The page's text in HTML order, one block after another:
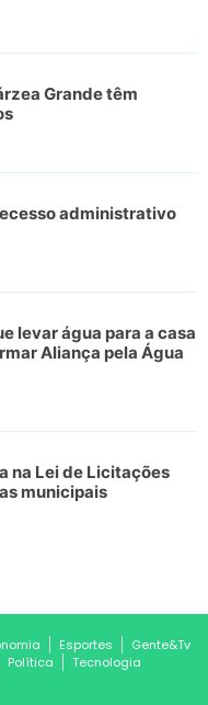
Grande têm
administrativo
levar água para a casa
Aliança pela Água
na Lei de Licitações
municipais
Esportes
Gente&Tv
Política Tecnologia